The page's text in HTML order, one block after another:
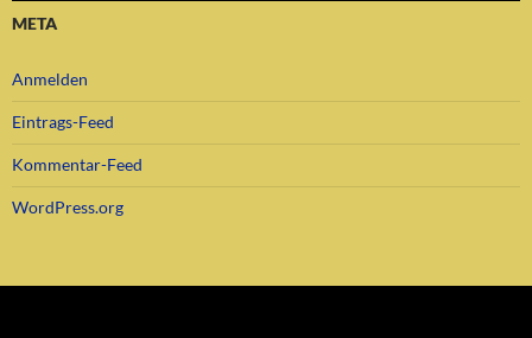
META
Anmelden
Eintrags-Feed
Kommentar-Feed
WordPress.org